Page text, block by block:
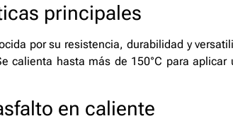
principales
por su resistencia, durabilidad y
calienta hasta más de 150°C para aplicar
en caliente